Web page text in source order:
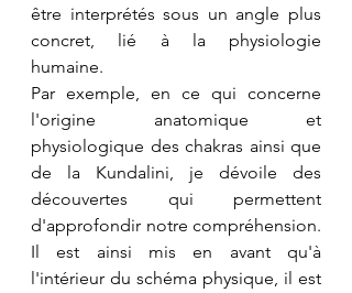
être interprétés sous un angle plus
concret, lié à la physiologie
humaine.
Par exemple, en ce qui concerne
l'origine anatomique et
physiologique des chakras ainsi que
de la Kundalini, je dévoile des
découvertes qui permettent
d'approfondir notre compréhension.
Il est ainsi mis en avant qu'à
l'intérieur du schéma physique, il est